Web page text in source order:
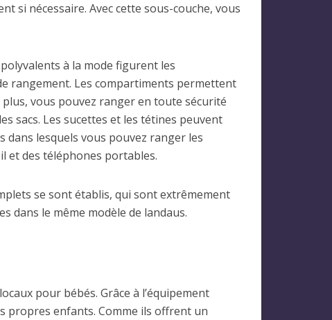
si nécessaire. Avec cette sous-couche, vous
à la mode figurent les
rangement. Les compartiments permettent
vous pouvez ranger en toute sécurité
sacs. Les sucettes et les tétines peuvent
dans lesquels vous pouvez ranger les
et des téléphones portables.
se sont établis, qui sont extrêmement
dans le même modèle de landaus.
pour bébés. Grâce à l’équipement
propres enfants. Comme ils offrent un